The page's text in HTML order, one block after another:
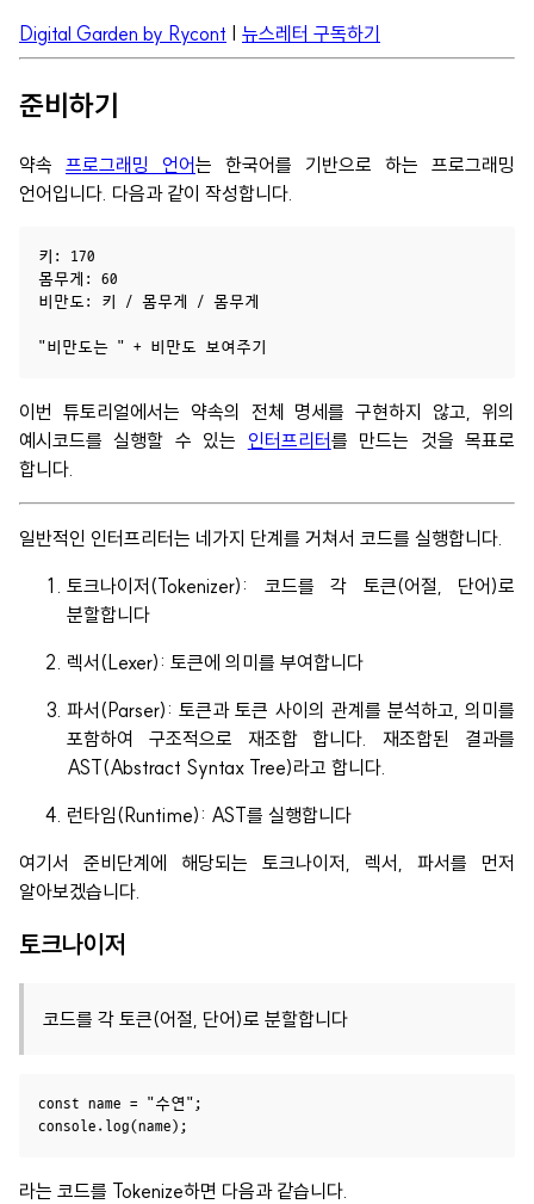
Digital Garden by Rycont 뉴스레터 구독하기
준비하기
약속 프로그래밍 언어는 한국어를 기반으로 하는 프로그래밍
언어입니다. 다음과 같이 작성합니다.
키: 170
몸무게: 60
비만도: 키 / 몸무게 / 몸무게
이번 튜토리얼에서는 약속의 전체 명세를 구현하지 않고, 위의
예시코드를 실행할 수 있는 인터프리터를 만드는 것을 목표로
합니다.
일반적인 인터프리터는 네가지 단계를 거쳐서 코드를 실행합니다.
토크나이저(Tokenizer): 코드를 각 토큰(어절, 단어)로
분할합니다
렉서(Lexer): 토큰에 의미를 부여합니다
파서(Parser): 토큰과 토큰 사이의 관계를 분석하고, 의미를
포함하여 구조적으로 재조합 합니다. 재조합된 결과를
AST(Abstract Syntax Tree)라고 합니다.
런타임(Runtime): AST를 실행합니다
여기서 준비단계에 해당되는 토크나이저, 렉서, 파서를 먼저
알아보겠습니다.
토크나이저
코드를 각 토큰(어절, 단어)로 분할합니다
const name = "수연";
라는 코드를 Tokenize하면 다음과 같습니다.